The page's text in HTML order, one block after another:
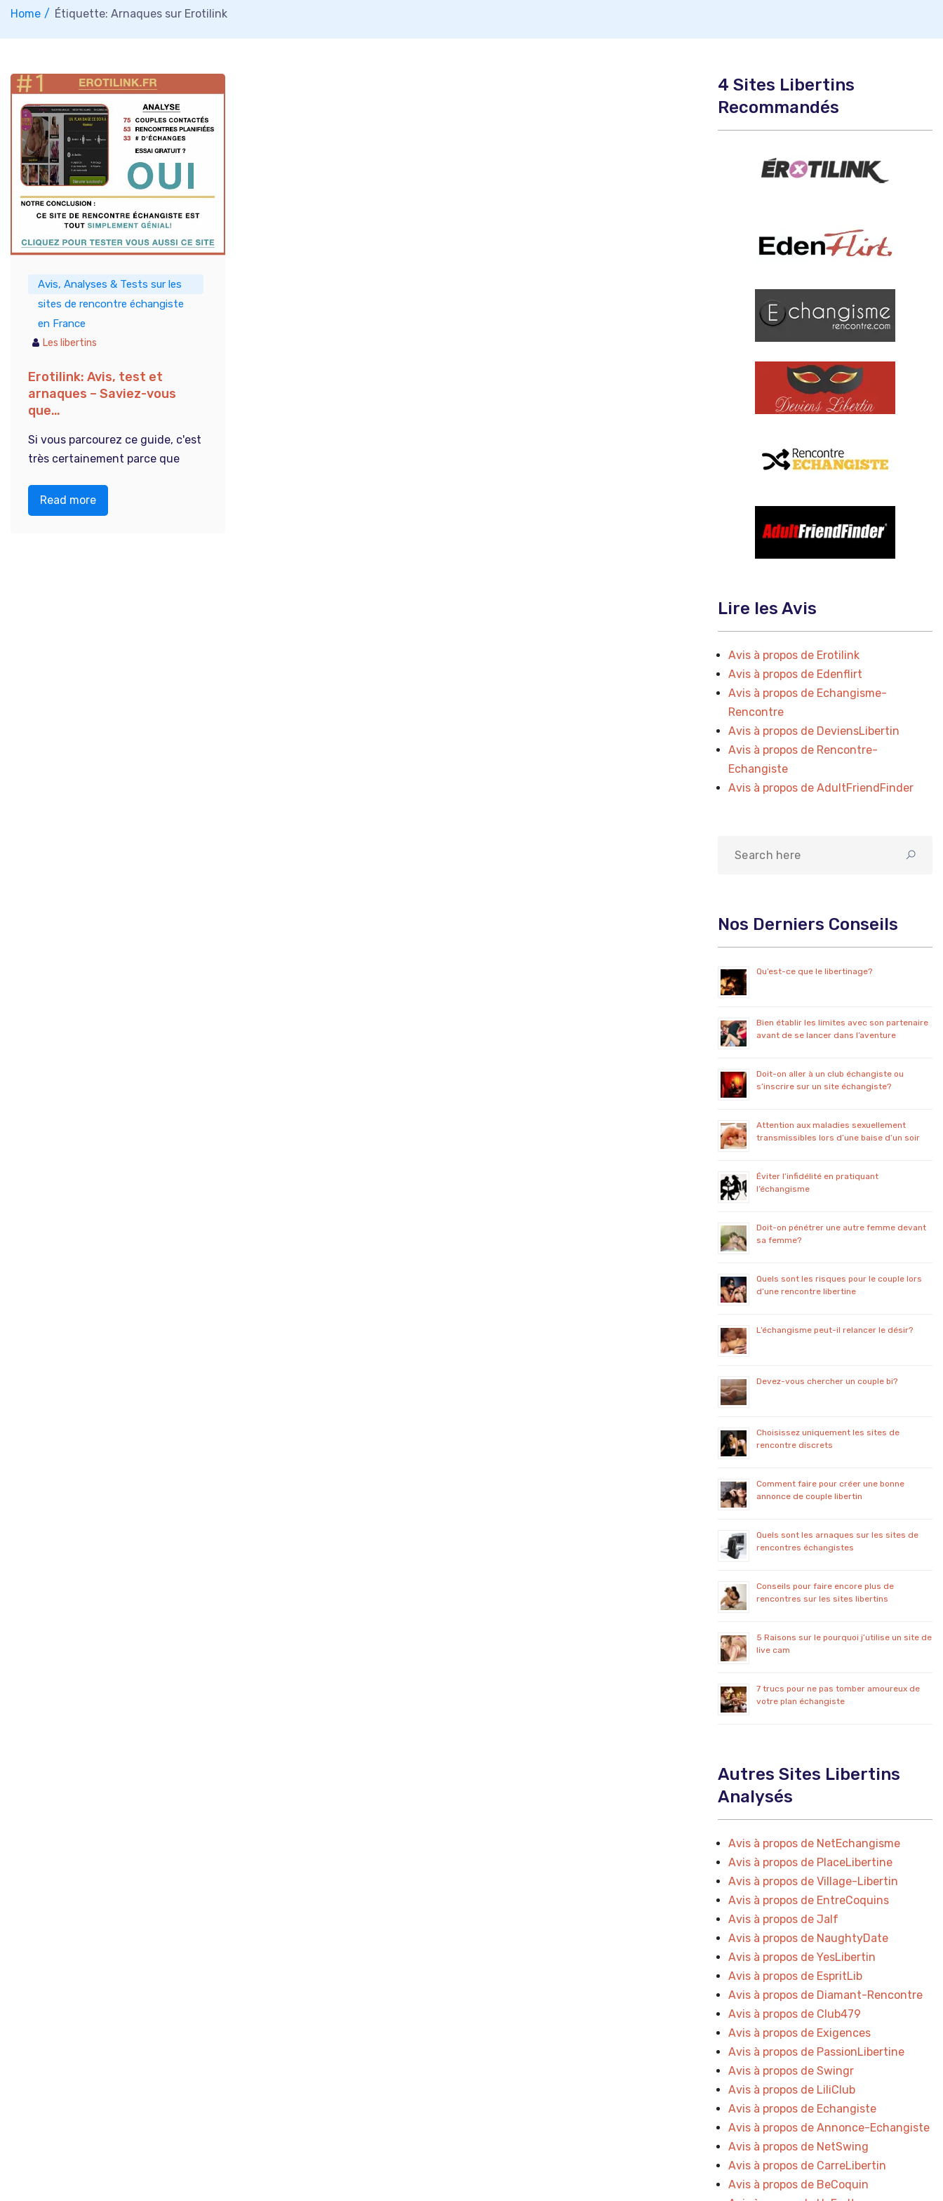
Home Étiquette: Arnaques sur Erotilink
Avis, Analyses & Tests sur les
sites de rencontre échangiste
en France
Les libertins
Erotilink: Avis, test et
arnaques – Saviez-vous
que…
Si vous parcourez ce guide, c'est
très certainement parce que
Read more
4 Sites Libertins
Recommandés
Lire les Avis
Avis à propos de Erotilink
Avis à propos de Edenflirt
Avis à propos de Echangisme-
Rencontre
Avis à propos de DeviensLibertin
Avis à propos de Rencontre-
Echangiste
Avis à propos de AdultFriendFinder
Nos Derniers Conseils
Qu’est-ce que le libertinage?
Bien établir les limites avec son partenaire
avant de se lancer dans l’aventure
Doit-on aller à un club échangiste ou
s’inscrire sur un site échangiste?
Attention aux maladies sexuellement
transmissibles lors d’une baise d’un soir
Éviter l’infidélité en pratiquant
l’échangisme
Doit-on pénétrer une autre femme devant
sa femme?
Quels sont les risques pour le couple lors
d’une rencontre libertine
L’échangisme peut-il relancer le désir?
Devez-vous chercher un couple bi?
Choisissez uniquement les sites de
rencontre discrets
Comment faire pour créer une bonne
annonce de couple libertin
Quels sont les arnaques sur les sites de
rencontres échangistes
Conseils pour faire encore plus de
rencontres sur les sites libertins
5 Raisons sur le pourquoi j’utilise un site de
live cam
7 trucs pour ne pas tomber amoureux de
votre plan échangiste
Autres Sites Libertins
Analysés
Avis à propos de NetEchangisme
Avis à propos de PlaceLibertine
Avis à propos de Village-Libertin
Avis à propos de EntreCoquins
Avis à propos de Jalf
Avis à propos de NaughtyDate
Avis à propos de YesLibertin
Avis à propos de EspritLib
Avis à propos de Diamant-Rencontre
Avis à propos de Club479
Avis à propos de Exigences
Avis à propos de PassionLibertine
Avis à propos de Swingr
Avis à propos de LiliClub
Avis à propos de Echangiste
Avis à propos de Annonce-Echangiste
Avis à propos de NetSwing
Avis à propos de CarreLibertin
Avis à propos de BeCoquin